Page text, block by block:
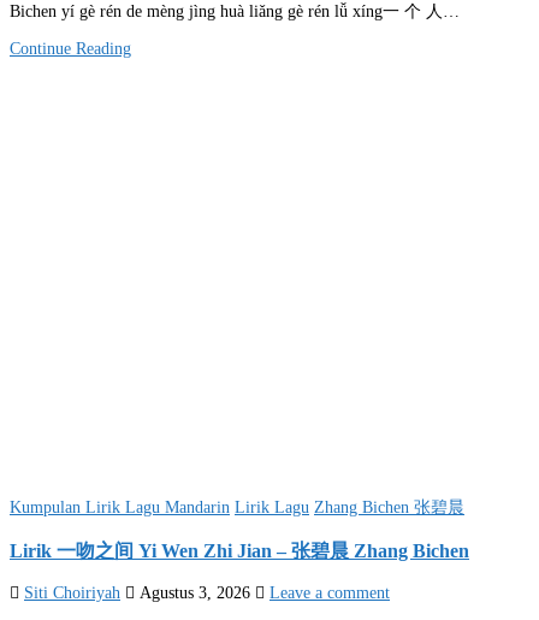
Bichen yí gè rén de mèng jìng huà liǎng gè rén lǚ xíng一 个 人…
Continue Reading
Posted
Kumpulan Lirik Lagu Mandarin Lirik Lagu Zhang Bichen 张碧晨
Lirik 一吻之间 Yi Wen Zhi Jian – 张碧晨 Zhang Bichen
Siti Choiriyah Agustus 3, 2026 Leave a comment